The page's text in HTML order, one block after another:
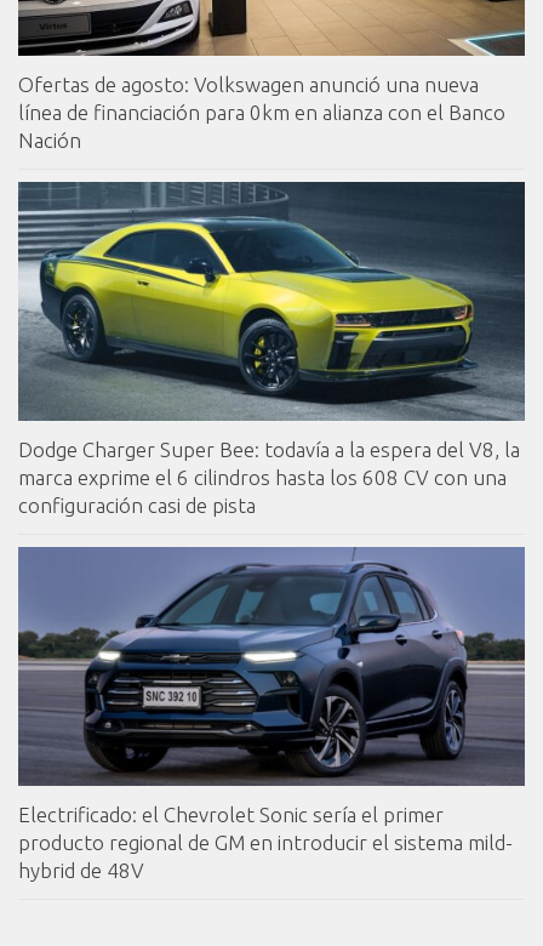
Ofertas de agosto: Volkswagen anunció una nueva
línea de financiación para 0km en alianza con el Banco
Nación
Dodge Charger Super Bee: todavía a la espera del V8, la
marca exprime el 6 cilindros hasta los 608 CV con una
configuración casi de pista
Electrificado: el Chevrolet Sonic sería el primer
producto regional de GM en introducir el sistema mild-
hybrid de 48V